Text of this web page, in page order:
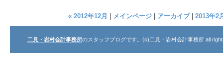
« 2012年12月 メインページ| アーカイブ| 2013年2
二見・岩村会計事務所のスタッフブログです。(c)二見・岩村会計事務所 all